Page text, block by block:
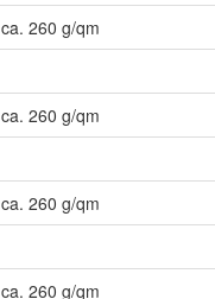
ca. 260 g/qm
ca. 260 g/qm
ca. 260 g/qm
ca. 260 g/qm